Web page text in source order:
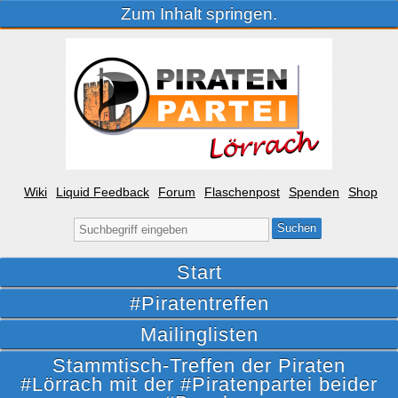
Zum Inhalt springen.
Wiki Liquid Feedback Forum Flaschenpost Spenden Shop
Suche
nach:
Start
#Piratentreffen
Mailinglisten
Stammtisch-Treffen der Piraten
#Lörrach mit der #Piratenpartei beider